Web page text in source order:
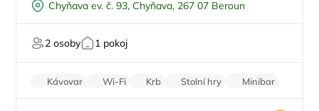
U lesa
Chyňava ev. č. 93, Chyňava, 267 07 Beroun
2 osoby 1 pokoj
Kávovar Wi-Fi Krb Stolní hry Minibar